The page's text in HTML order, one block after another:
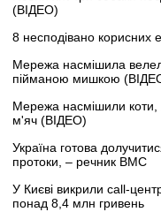
(ВІДЕО)
8 несподівано корисних
Мережа насмішила
пійманою мишкою
Мережа насмішили коти,
м'яч (ВІДЕО)
Україна готова
протоки, – речник ВМС
У Києві викрили call-
понад 8,4 млн гривень